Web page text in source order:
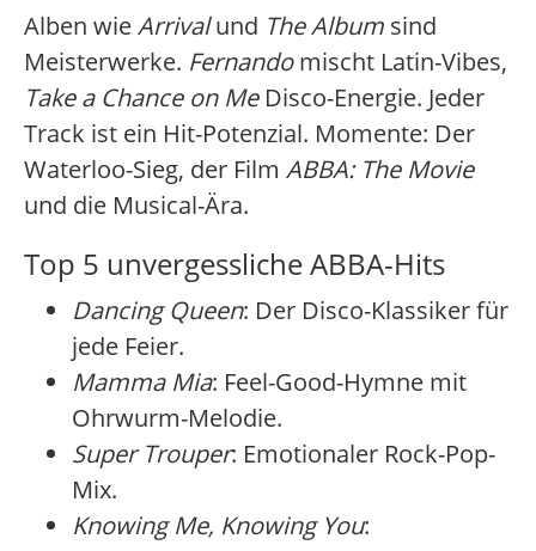
Alben wieArrivalund The Album sind
Meisterwerke. Fernandomischt Latin-Vibes,
Take a Chance on MeDisco-Energie. Jeder
Track ist ein Hit-Potenzial. Momente: Der
Waterloo-Sieg, der Film ABBA: The Movie
und die Musical-Ära.
Top 5 unvergessliche ABBA-Hits
Dancing Queen: Der Disco-Klassiker für
jede Feier.
Mamma Mia: Feel-Good-Hymne mit
Ohrwurm-Melodie.
Super Trouper: Emotionaler Rock-Pop-
Mix.
Knowing Me, Knowing You: